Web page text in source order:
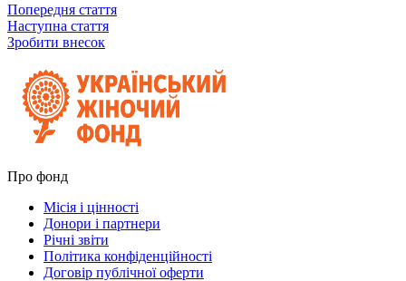
Попередня стаття
Наступна стаття
Зробити внесок
Про фонд
Місія і цінності
Донори і партнери
Річні звіти
Політика конфіденційності
Договір публічної оферти